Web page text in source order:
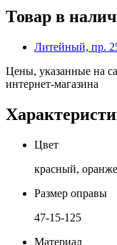
Товар в
Литейный, пр.
Цены, указанные на
интернет-магазина
Цвет
красный,
Размер оправы
47-15-125
Материал